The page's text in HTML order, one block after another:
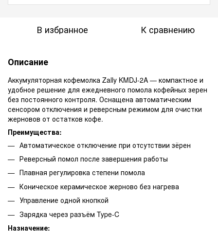
В избранное К сравнению
Описание
Аккумуляторная кофемолка Zally KMDJ-2A — компактное и
удобное решение для ежедневного помола кофейных зерен
без постоянного контроля. Оснащена автоматическим
сенсором отключения и реверсным режимом для очистки
жерновов от остатков кофе.
Преимущества:
Автоматическое отключение при отсутствии зёрен
Реверсный помол после завершения работы
Плавная регулировка степени помола
Коническое керамическое жерново без нагрева
Управление одной кнопкой
Зарядка через разъём Type-C
Назначение: